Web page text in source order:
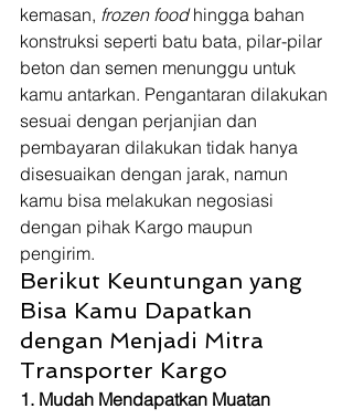
kemasan, frozen food hingga bahan
konstruksi seperti batu bata, pilar-pilar
beton dan semen menunggu untuk
kamu antarkan. Pengantaran dilakukan
sesuai dengan perjanjian dan
pembayaran dilakukan tidak hanya
disesuaikan dengan jarak, namun
kamu bisa melakukan negosiasi
dengan pihak Kargo maupun
pengirim.
Berikut Keuntungan yang
Bisa Kamu Dapatkan
dengan Menjadi Mitra
Transporter Kargo
1. Mudah Mendapatkan Muatan